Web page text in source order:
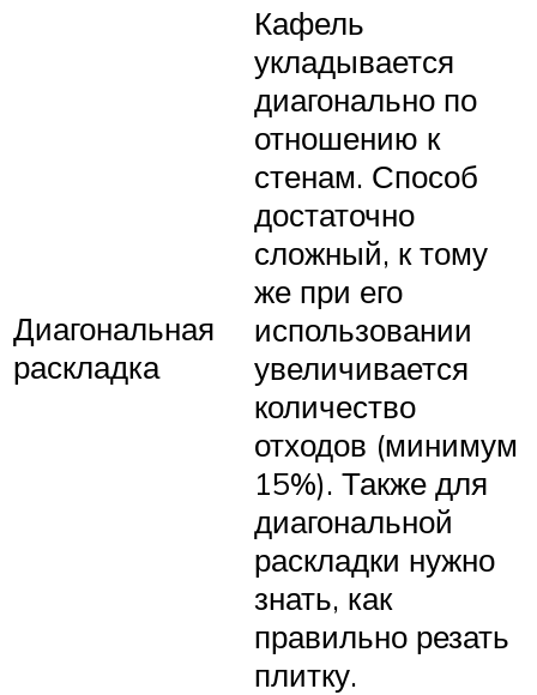
Диагональная
раскладка
Кафель
укладывается
диагонально по
отношению к
стенам. Способ
достаточно
сложный, к тому
же при его
использовании
увеличивается
количество
отходов (минимум
15%). Также для
диагональной
раскладки нужно
знать, как
правильно резать
плитку.